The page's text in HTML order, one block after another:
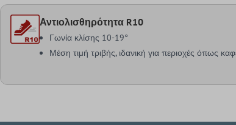
Αντιολισθηρότητα R10
Γωνία κλίσης 10-19°
Μέση τιμή τριβής, ιδανική για περιοχές όπως